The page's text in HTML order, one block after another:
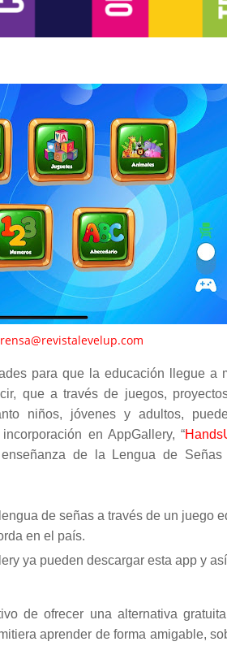
para que la educación llegue a
que a través de juegos,
niños, jóvenes y adultos,
en AppGallery, “
de la Lengua de Señas
de señas a través de un juego
en el país.
ya pueden descargar esta app y
de ofrecer una alternativa
aprender de forma amigable,